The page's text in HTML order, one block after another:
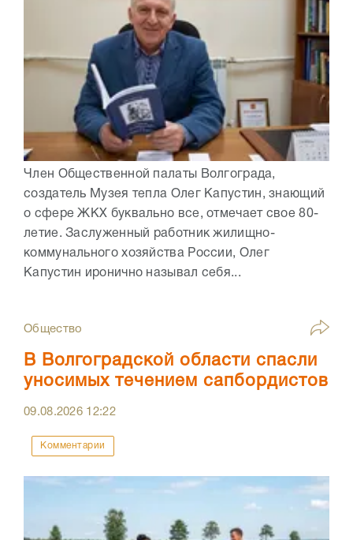
Член Общественной палаты Волгограда,
создатель Музея тепла Олег Капустин, знающий
о сфере ЖКХ буквально все, отмечает свое 80-
летие. Заслуженный работник жилищно-
коммунального хозяйства России, Олег
Капустин иронично называл себя...
Общество
В Волгоградской области спасли
уносимых течением сапбордистов
09.08.2026 12:22
Комментарии